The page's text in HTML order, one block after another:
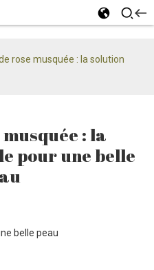
rose musquée : la solution
: la
pour une belle